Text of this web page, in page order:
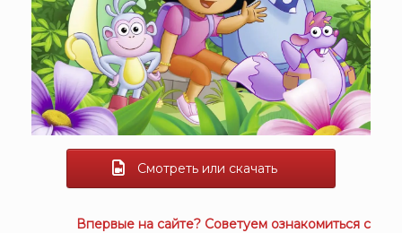
Смотреть или скачать
Впервые на сайте? Советуем ознакомиться с